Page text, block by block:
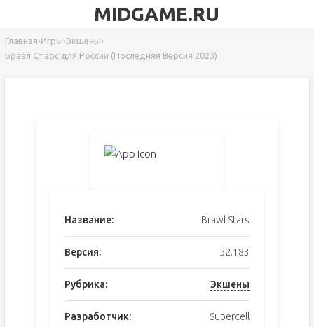
MIDGAME.RU
Главная›Игры›Экшены›
Бравл Старс для России (Последняя Версия 2023)
Название: Brawl Stars
Версия: 52.183
Рубрика: Экшены
Разработчик: Supercell